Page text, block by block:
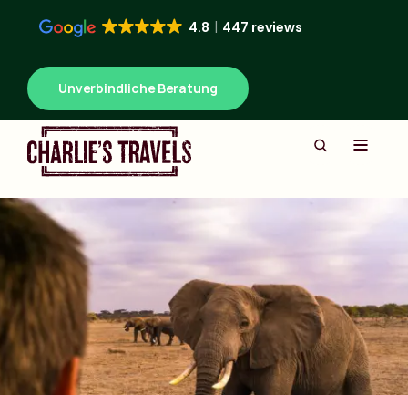
4.8 447 reviews
Unverbindliche Beratung